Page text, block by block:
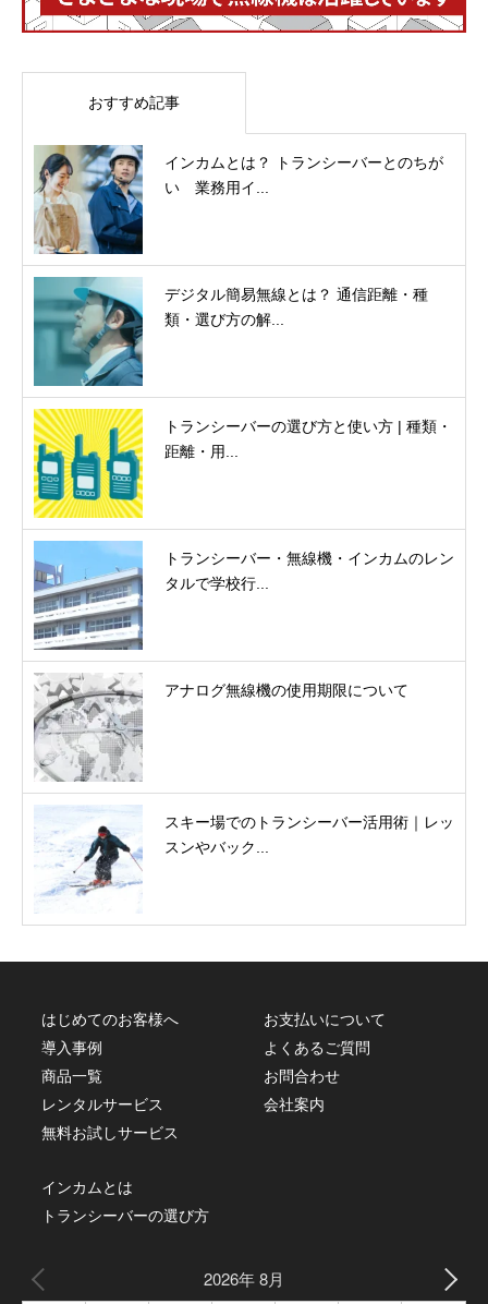
おすすめ記事
インカムとは？ トランシーバーとのちが
い 業務用イ...
デジタル簡易無線とは？ 通信距離・種
類・選び方の解...
トランシーバーの選び方と使い方 | 種類・
距離・用...
トランシーバー・無線機・インカムのレン
タルで学校行...
アナログ無線機の使用期限について
スキー場でのトランシーバー活用術｜レッ
スンやバック...
はじめてのお客様へ
導入事例
商品一覧
レンタルサービス
無料お試しサービス
お支払いについて
よくあるご質問
お問合わせ
会社案内
インカムとは
トランシーバーの選び方
2026年 8月